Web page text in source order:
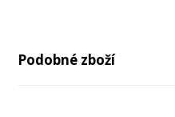
Podobné zboží